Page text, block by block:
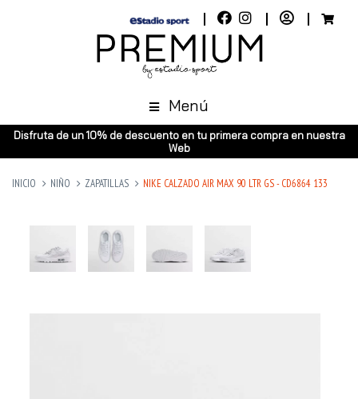
Menú
Disfruta de un 10% de descuento en tu primera compra en nuestra
Web
INICIO NIÑO ZAPATILLAS NIKE CALZADO AIR MAX 90 LTR GS - CD6864 133